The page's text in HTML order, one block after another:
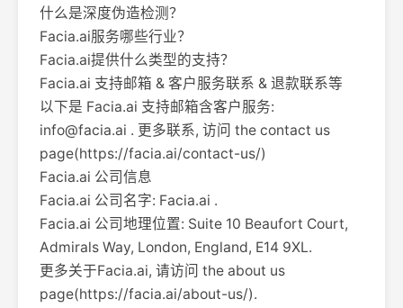
什么是深度伪造检测？
Facia.ai服务哪些行业？
Facia.ai提供什么类型的支持？
Facia.ai 支持邮箱 & 客户服务联系 & 退款联系等
以下是 Facia.ai 支持邮箱含客户服务:
info@facia.ai . 更多联系, 访问 the contact us
page(https://facia.ai/contact-us/)
Facia.ai 公司信息
Facia.ai 公司名字: Facia.ai .
Facia.ai 公司地理位置: Suite 10 Beaufort Court,
Admirals Way, London, England, E14 9XL.
更多关于Facia.ai, 请访问 the about us
page(https://facia.ai/about-us/).